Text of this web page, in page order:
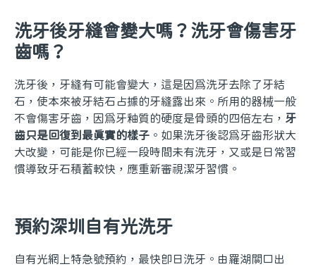
洗牙後牙縫會變大嗎？洗牙會傷害牙
齒嗎？
洗牙後，牙縫有可能會變大，這是因為洗牙去除了牙結
石，使本來被牙結石占據的牙縫露出來。所用的器械一般
不會傷害牙齒，因為牙釉質的硬度是骨頭的四倍左右， 牙
齒只是回復到最真實的樣子 。如果洗牙後認為牙齒形狀大
大改變，可能是你已經一段時間未有洗牙，又或是日常習
慣導致牙石積蓄較快，應重新審視潔牙習慣。
預約深圳自有光洗牙
自有光網上特急號預約，最快即日洗牙。由羅湖關口出